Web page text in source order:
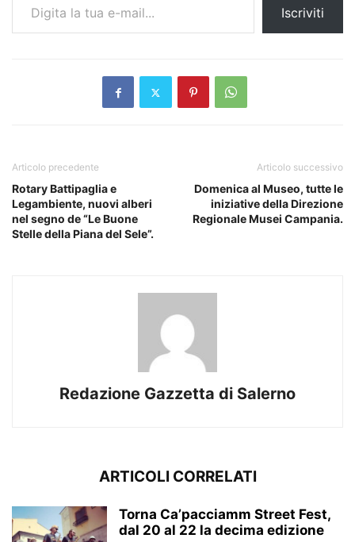
Iscriviti
Articolo precedente
Rotary Battipaglia e
Legambiente, nuovi alberi
nel segno de “Le Buone
Stelle della Piana del Sele”.
Articolo successivo
Domenica al Museo, tutte le
iniziative della Direzione
Regionale Musei Campania.
Redazione Gazzetta di Salerno
ARTICOLI CORRELATI
Torna Ca’pacciamm Street Fest,
dal 20 al 22 la decima edizione